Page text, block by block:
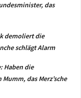
das
demoliert die
schlägt Alarm
Haben die
das Merz’sche